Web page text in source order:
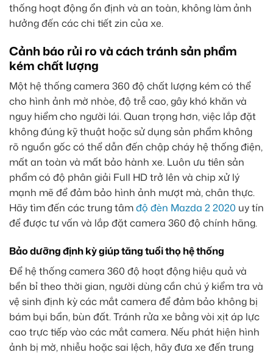
thống hoạt động ổn định và an toàn, không làm ảnh
hưởng đến các chi tiết zin của xe.
Cảnh báo rủi ro và cách tránh sản phẩm
kém chất lượng
Một hệ thống camera 360 độ chất lượng kém có thể
cho hình ảnh mờ nhòe, độ trễ cao, gây khó khăn và
nguy hiểm cho người lái. Quan trọng hơn, việc lắp đặt
không đúng kỹ thuật hoặc sử dụng sản phẩm không
rõ nguồn gốc có thể dẫn đến chập cháy hệ thống điện,
mất an toàn và mất bảo hành xe. Luôn ưu tiên sản
phẩm có độ phân giải Full HD trở lên và chip xử lý
mạnh mẽ để đảm bảo hình ảnh mượt mà, chân thực.
Hãy tìm đến các trung tâmđộ đèn Mazda 2 2020 uy tín
để được tư vấn và lắp đặt camera 360 độ chính hãng.
Bảo dưỡng định kỳ giúp tăng tuổi thọ hệ thống
Để hệ thống camera 360 độ hoạt động hiệu quả và
bền bỉ theo thời gian, người dùng cần chú ý kiểm tra và
vệ sinh định kỳ các mắt camera để đảm bảo không bị
bám bụi bẩn, bùn đất. Tránh rửa xe bằng vòi xịt áp lực
cao trực tiếp vào các mắt camera. Nếu phát hiện hình
ảnh bị mờ, nhiễu hoặc sai lệch, hãy đưa xe đến trung